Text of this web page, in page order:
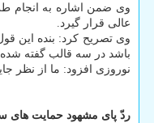
وی ضمن اشاره به انجام
عالی قرار گیرد.
وی تصریح کرد: بنده این
باشد در سه قالب گفته شده،
نوروزی افزود: ما از نظر
ردّ پای مشهود حمایت های